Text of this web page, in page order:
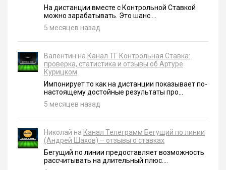
На дистанции вместе с Контрольной Ставкой
можно зарабатывать. Это шанс....
5 месяцев назад
Валентин на Канал ТГ Контрольная Ставка:
проверка, статистика и отзывы об Артуре
Курицком
Импонирует то как на дистанции показывает по-
настоящему достойные результаты про...
5 месяцев назад
Николай на Канал Телеграмм Бегущий по линии
(Андрей Шахов) – отзывы о ставках
Бегущий по линии предоставляет возможность
рассчитывать на длительный плюс....